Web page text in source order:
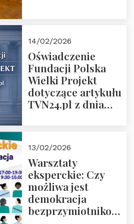
14/02/2026
Oświadczenie
Fundacji Polska
Wielki Projekt
dotyczące artykułu
TVN24.pl z dnia
13/02/2026
Warsztaty
eksperckie: Czy
możliwa jest
demokracja
bezprzymiotnikowa?